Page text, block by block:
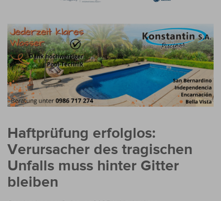
Haftprüfung erfolglos:
Verursacher des tragischen
Unfalls muss hinter Gitter
bleiben